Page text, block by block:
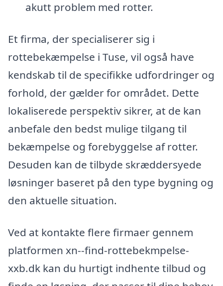
akutt problem med rotter.
Et firma, der specialiserer sig i
rottebekæmpelse i Tuse, vil også have
kendskab til de specifikke udfordringer og
forhold, der gælder for området. Dette
lokaliserede perspektiv sikrer, at de kan
anbefale den bedst mulige tilgang til
bekæmpelse og forebyggelse af rotter.
Desuden kan de tilbyde skræddersyede
løsninger baseret på den type bygning og
den aktuelle situation.
Ved at kontakte flere firmaer gennem
platformen xn--find-rottebekmpelse-
xxb.dk kan du hurtigt indhente tilbud og